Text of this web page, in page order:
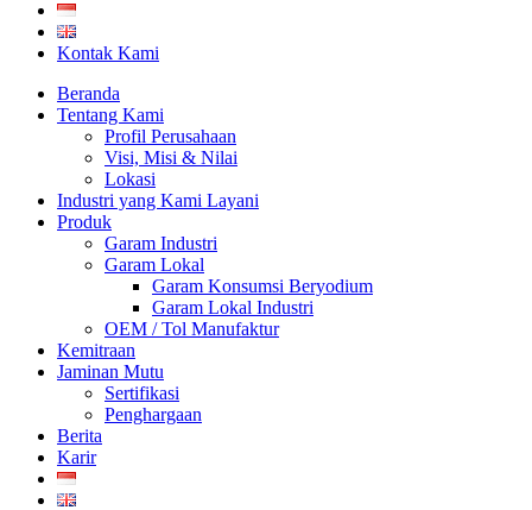
Kontak Kami
Beranda
Tentang Kami
Profil Perusahaan
Visi, Misi & Nilai
Lokasi
Industri yang Kami Layani
Produk
Garam Industri
Garam Lokal
Garam Konsumsi Beryodium
Garam Lokal Industri
OEM / Tol Manufaktur
Kemitraan
Jaminan Mutu
Sertifikasi
Penghargaan
Berita
Karir